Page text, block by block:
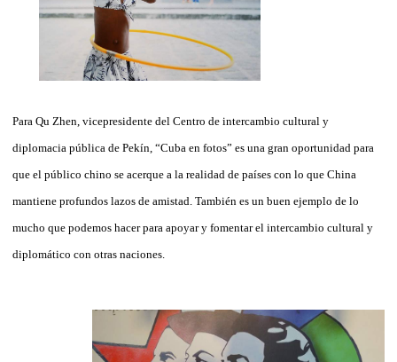
Para Qu Zhen, vicepresidente del Centro de intercambio cultural y
diplomacia pública de Pekín, “Cuba en fotos” es una gran oportunidad para
que el público chino se acerque a la realidad de países con lo que China
mantiene profundos lazos de amistad. También es un buen ejemplo de lo
mucho que podemos hacer para apoyar y fomentar el intercambio cultural y
diplomático con otras naciones.